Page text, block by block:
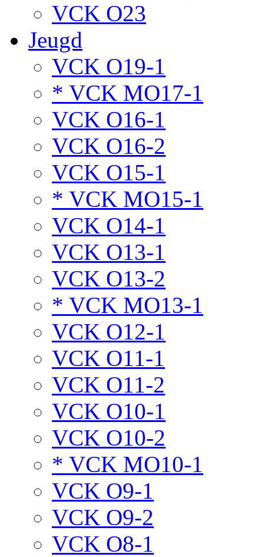
VCK O23
Jeugd
VCK O19-1
* VCK MO17-1
VCK O16-1
VCK O16-2
VCK O15-1
* VCK MO15-1
VCK O14-1
VCK O13-1
VCK O13-2
* VCK MO13-1
VCK O12-1
VCK O11-1
VCK O11-2
VCK O10-1
VCK O10-2
* VCK MO10-1
VCK O9-1
VCK O9-2
VCK O8-1